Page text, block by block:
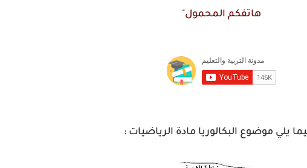
هاتفكم المحمول"
يلي موضوع البكالوريا مادة الرياضيات :